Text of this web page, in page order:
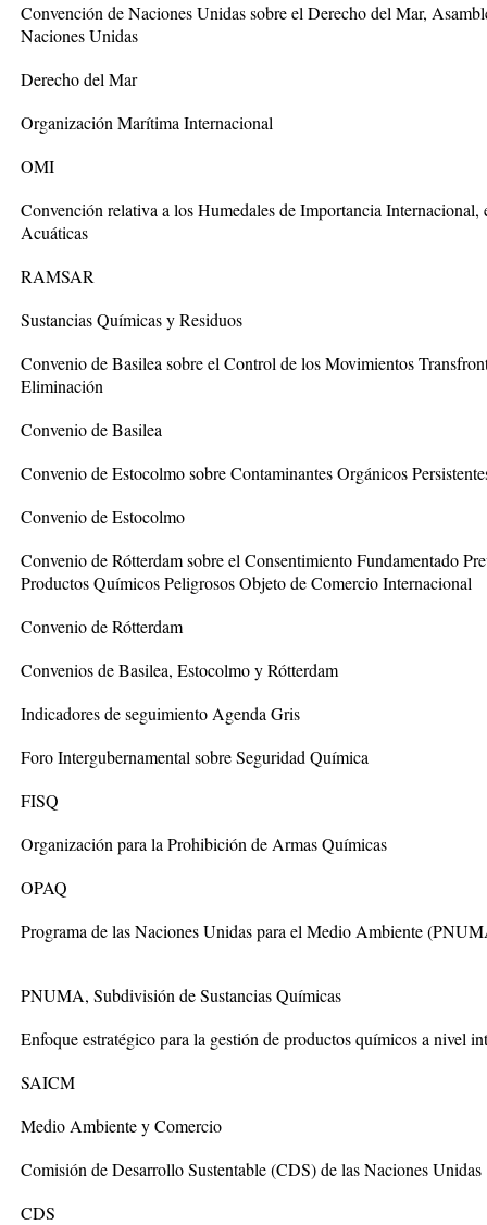
Convención de Naciones Unidas sobre el Derecho del Mar,
Naciones Unidas
Derecho del Mar
Organización Marítima Internacional
OMI
Convención relativa a los Humedales de Importancia Internacional,
Acuáticas
RAMSAR
Sustancias Químicas y Residuos
Convenio de Basilea sobre el Control de los Movimientos
Eliminación
Convenio de Basilea
Convenio de Estocolmo sobre Contaminantes Orgánicos
Convenio de Estocolmo
Convenio de Rótterdam sobre el Consentimiento Fundamentado
Productos Químicos Peligrosos Objeto de Comercio Internacional
Convenio de Rótterdam
Convenios de Basilea, Estocolmo y Rótterdam
Indicadores de seguimiento Agenda Gris
Foro Intergubernamental sobre Seguridad Química
FISQ
Organización para la Prohibición de Armas Químicas
OPAQ
Programa de las Naciones Unidas para el Medio Ambiente
PNUMA, Subdivisión de Sustancias Químicas
Enfoque estratégico para la gestión de productos químicos a nivel
SAICM
Medio Ambiente y Comercio
Comisión de Desarrollo Sustentable (CDS) de las Naciones Unidas
CDS